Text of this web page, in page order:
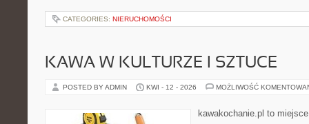
CATEGORIES: NIERUCHOMOŚCI
KAWA W KULTURZE I SZTUCE
POSTED BY ADMIN KWI - 12 - 2026 MOŻLIWOŚĆ
kawakochanie.pl to